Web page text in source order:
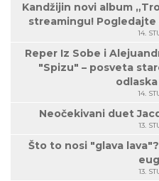
Kandžijin novi album
streamingu! Pogledajte
14.
Reper Iz Sobe i
"Spizu" – posveta
14.
Neočekivani duet
13.
Što to nosi "glava
13.